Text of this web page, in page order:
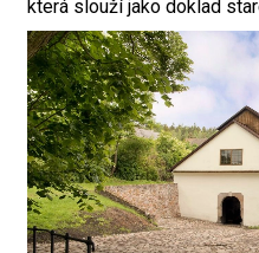
která slouží jako doklad